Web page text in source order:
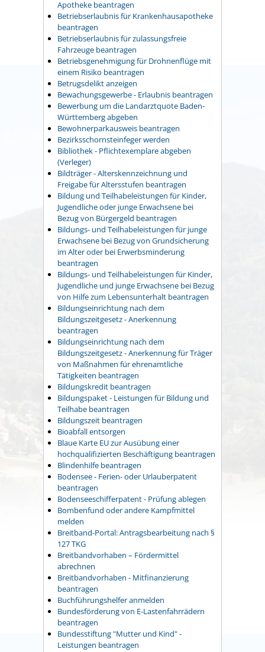
Apotheke beantragen
Betriebserlaubnis für Krankenhausapotheke
beantragen
Betriebserlaubnis für zulassungsfreie
Fahrzeuge beantragen
Betriebsgenehmigung für Drohnenflüge mit
einem Risiko beantragen
Betrugsdelikt anzeigen
Bewachungsgewerbe - Erlaubnis beantragen
Bewerbung um die Landarztquote Baden-
Württemberg abgeben
Bewohnerparkausweis beantragen
Bezirksschornsteinfeger werden
Bibliothek - Pflichtexemplare abgeben
(Verleger)
Bildträger - Alterskennzeichnung und
Freigabe für Altersstufen beantragen
Bildung und Teilhabeleistungen für Kinder,
Jugendliche oder junge Erwachsene bei
Bezug von Bürgergeld beantragen
Bildungs- und Teilhabeleistungen für junge
Erwachsene bei Bezug von Grundsicherung
im Alter oder bei Erwerbsminderung
beantragen
Bildungs- und Teilhabeleistungen für Kinder,
Jugendliche und junge Erwachsene bei Bezug
von Hilfe zum Lebensunterhalt beantragen
Bildungseinrichtung nach dem
Bildungszeitgesetz - Anerkennung
beantragen
Bildungseinrichtung nach dem
Bildungszeitgesetz - Anerkennung für Träger
von Maßnahmen für ehrenamtliche
Tätigkeiten beantragen
Bildungskredit beantragen
Bildungspaket - Leistungen für Bildung und
Teilhabe beantragen
Bildungszeit beantragen
Bioabfall entsorgen
Blaue Karte EU zur Ausübung einer
hochqualifizierten Beschäftigung beantragen
Blindenhilfe beantragen
Bodensee - Ferien- oder Urlauberpatent
beantragen
Bodenseeschifferpatent - Prüfung ablegen
Bombenfund oder andere Kampfmittel
melden
Breitband-Portal: Antragsbearbeitung nach §
127 TKG
Breitbandvorhaben – Fördermittel
abrechnen
Breitbandvorhaben - Mitfinanzierung
beantragen
Buchführungshelfer anmelden
Bundesförderung von E-Lastenfahrrädern
beantragen
Bundesstiftung "Mutter und Kind" -
Leistungen beantragen